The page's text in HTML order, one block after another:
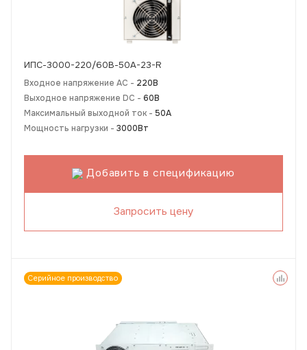
ИПС-3000-220/60В-50A-23-R
Входное напряжение AC - 220В
Выходное напряжение DC - 60В
Максимальный выходной ток - 50А
Мощность нагрузки - 3000Вт
Добавить в спецификацию
Запросить цену
Серийное производство